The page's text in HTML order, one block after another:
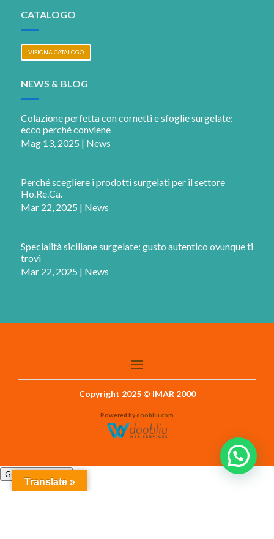
CATALOGO
VISIONA CATALOGO
NEWS & BLOG
Colazione perfetta con cornetti e sfoglie surgelate:
ecco perché conviene
Mag 13, 2025 | News
Perché scegliere i prodotti surgelati per il settore
Ho.Re.Ca.
Mar 22, 2025 | News
Specialità siciliane surgelate: gusto autentico ovunque ti
trovi
Mar 22, 2025 | News
Copyright 2025 © IMAR 2000
Powered bydoobliu.com
Translate »
Gestisci Consensi